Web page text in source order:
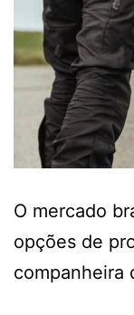
O mercado
opções de
companheira